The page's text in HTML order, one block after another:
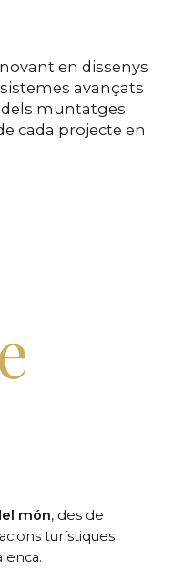
en dissenys
avançats
dels muntatges
cada projecte en
món, des de
turístiques